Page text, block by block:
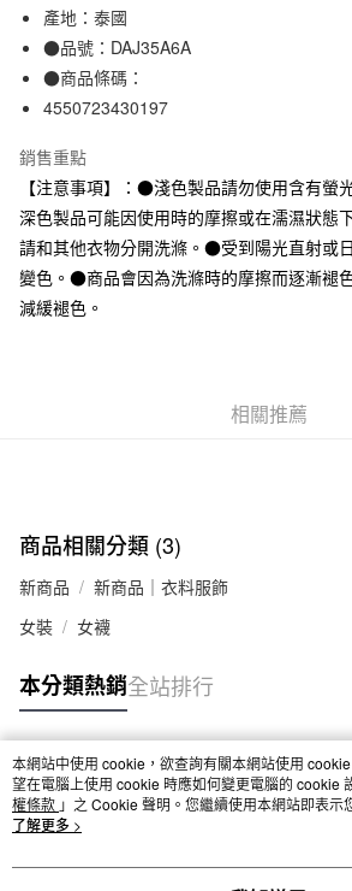
合作金庫商業銀行
華南商業銀行
上海商業儲蓄銀行
臺灣中小企業銀行
匯豐（台灣）商業銀行
聯邦商業銀行
元大商業銀行
永豐商
玉山商業銀行
星展（
台新國際商業銀行
中國信
台灣樂天信用卡公司
超商取貨付款
LINE Pay
Apple Pay
街口支付
悠遊付
運送方式
全家取貨付款
每筆NT$65，滿NT$1,000(含以上)免運費
付款後7-11取貨
每筆NT$65，滿NT$1,000(含以上)免運費
每筆NT$150，滿NT$2,000(含以上)免運費
無印良品門市自取
產地：泰國
●品號：DAJ35A6A
●商品條碼：
4550723430197
銷售重點
【注意事項】：●淺色製品請勿使用含有
深色製品可能因使用時的摩擦或在濡濕狀態
請和其他衣物分開洗滌。●受到陽光直射或
變色。●商品會因為洗滌時的摩擦而逐漸褪
減緩褪色。
相關推薦
商品相關分類 (3)
新商品
新商品｜衣料服飾
女裝
女襪
本分類熱銷全站排行
熱門標籤
本網站中使用 cookie，欲查詢有關本網站使用
望在電腦上使用 cookie 時應如何變更電腦的 cookie
權條款 」之 Cookie 聲明。您繼續使用本網站即表示
用條款之 Cookie 聲明使用 cookie。
了解更多 >